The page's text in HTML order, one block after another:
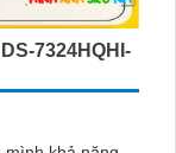
7324HQHI-